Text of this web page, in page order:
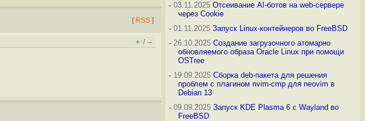
[ RSS ]
+ / –
-03.11.2025 Отсеивание AI-ботов на web-сервере
через Cookie
-01.11.2025 Запуск Linux-контейнеров во FreeBSD
-26.10.2025 Создание загрузочного атомарно
обновляемого образа Oracle Linux при помощи
OSTree
-19.09.2025 Сборка deb-пакета для решения
проблем с плагином nvim-cmp для neovim в
Debian 13
-09.09.2025 Запуск KDE Plasma 6 с Wayland во
FreeBSD